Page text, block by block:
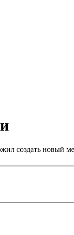
создать новый